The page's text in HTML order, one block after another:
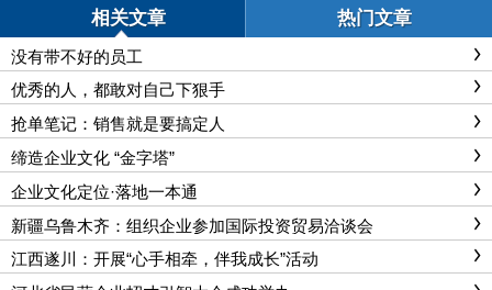
相关文章 热门文章
没有带不好的员工
优秀的人，都敢对自己下狠手
抢单笔记：销售就是要搞定人
缔造企业文化 “金字塔”
企业文化定位·落地一本通
新疆乌鲁木齐：组织企业参加国际投资贸易洽谈会
江西遂川：开展“心手相牵，伴我成长”活动